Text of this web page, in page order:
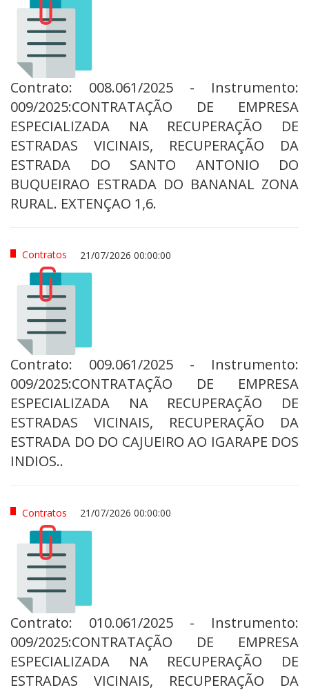
Contrato: 008.061/2025 - Instrumento:
009/2025:CONTRATAÇÃO DE EMPRESA
ESPECIALIZADA NA RECUPERAÇÃO DE
ESTRADAS VICINAIS, RECUPERAÇÃO DA
ESTRADA DO SANTO ANTONIO DO
BUQUEIRAO ESTRADA DO BANANAL ZONA
RURAL. EXTENÇAO 1,6.
Contratos 21/07/2026 00:00:00
Contrato: 009.061/2025 - Instrumento:
009/2025:CONTRATAÇÃO DE EMPRESA
ESPECIALIZADA NA RECUPERAÇÃO DE
ESTRADAS VICINAIS, RECUPERAÇÃO DA
ESTRADA DO DO CAJUEIRO AO IGARAPE DOS
INDIOS..
Contratos 21/07/2026 00:00:00
Contrato: 010.061/2025 - Instrumento:
009/2025:CONTRATAÇÃO DE EMPRESA
ESPECIALIZADA NA RECUPERAÇÃO DE
ESTRADAS VICINAIS, RECUPERAÇÃO DA